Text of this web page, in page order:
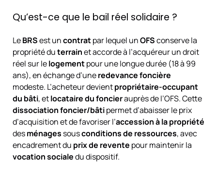
Qu’est-ce que le bail réel solidaire ?
LeBRSest uncontratpar lequel unOFSconserve la
propriété duterrainet accorde à l’acquéreur un droit
réel sur lelogementpour une longue durée (18 à 99
ans), en échange d’uneredevance foncière
modeste. L’acheteur devientpropriétaire-occupant
du bâti, etlocataire du foncierauprès de l’OFS. Cette
dissociation foncier/bâtipermet d’abaisser le prix
d’acquisition et de favoriser l’accession à la propriété
desménages sousconditions de ressources, avec
encadrement du prix de revente pour maintenir la
vocation socialedu dispositif.